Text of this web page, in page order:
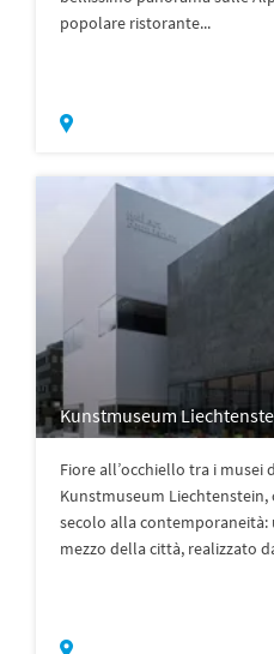
popolare ristorante...
Kunstmuseum
Fiore all’occhiello tra i musei
Kunstmuseum Liechtenstein,
secolo alla contemporaneità:
mezzo della città, realizzato